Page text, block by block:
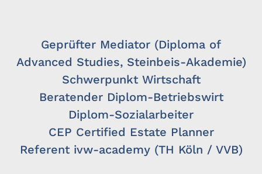
Geprüfter Mediator (Diploma of
Advanced Studies, Steinbeis-Akademie)
Schwerpunkt Wirtschaft
Beratender Diplom-Betriebswirt
Diplom-Sozialarbeiter
CEP Certified Estate Planner
Referent ivw-academy (TH Köln / VVB)